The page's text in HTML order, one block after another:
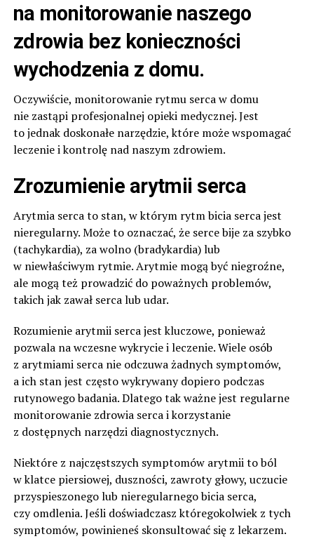
na monitorowanie naszego
zdrowia bez konieczności
wychodzenia z domu.
Oczywiście, monitorowanie rytmu serca w domu
nie zastąpi profesjonalnej opieki medycznej. Jest
to jednak doskonałe narzędzie, które może wspomagać
leczenie i kontrolę nad naszym zdrowiem.
Zrozumienie arytmii serca
Arytmia serca to stan, w którym rytm bicia serca jest
nieregularny. Może to oznaczać, że serce bije za szybko
(tachykardia), za wolno (bradykardia) lub
w niewłaściwym rytmie. Arytmie mogą być niegroźne,
ale mogą też prowadzić do poważnych problemów,
takich jak zawał serca lub udar.
Rozumienie arytmii serca jest kluczowe, ponieważ
pozwala na wczesne wykrycie i leczenie. Wiele osób
z arytmiami serca nie odczuwa żadnych symptomów,
a ich stan jest często wykrywany dopiero podczas
rutynowego badania. Dlatego tak ważne jest regularne
monitorowanie zdrowia serca i korzystanie
z dostępnych narzędzi diagnostycznych.
Niektóre z najczęstszych symptomów arytmii to ból
w klatce piersiowej, duszności, zawroty głowy, uczucie
przyspieszonego lub nieregularnego bicia serca,
czy omdlenia. Jeśli doświadczasz któregokolwiek z tych
symptomów, powinieneś skonsultować się z lekarzem.